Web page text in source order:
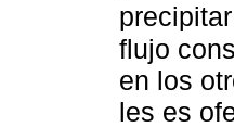
flujo
en los
les es